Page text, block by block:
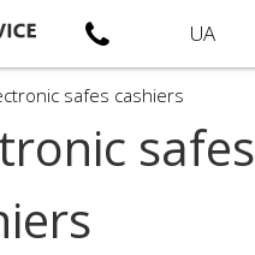
UA
safes cashiers
safes